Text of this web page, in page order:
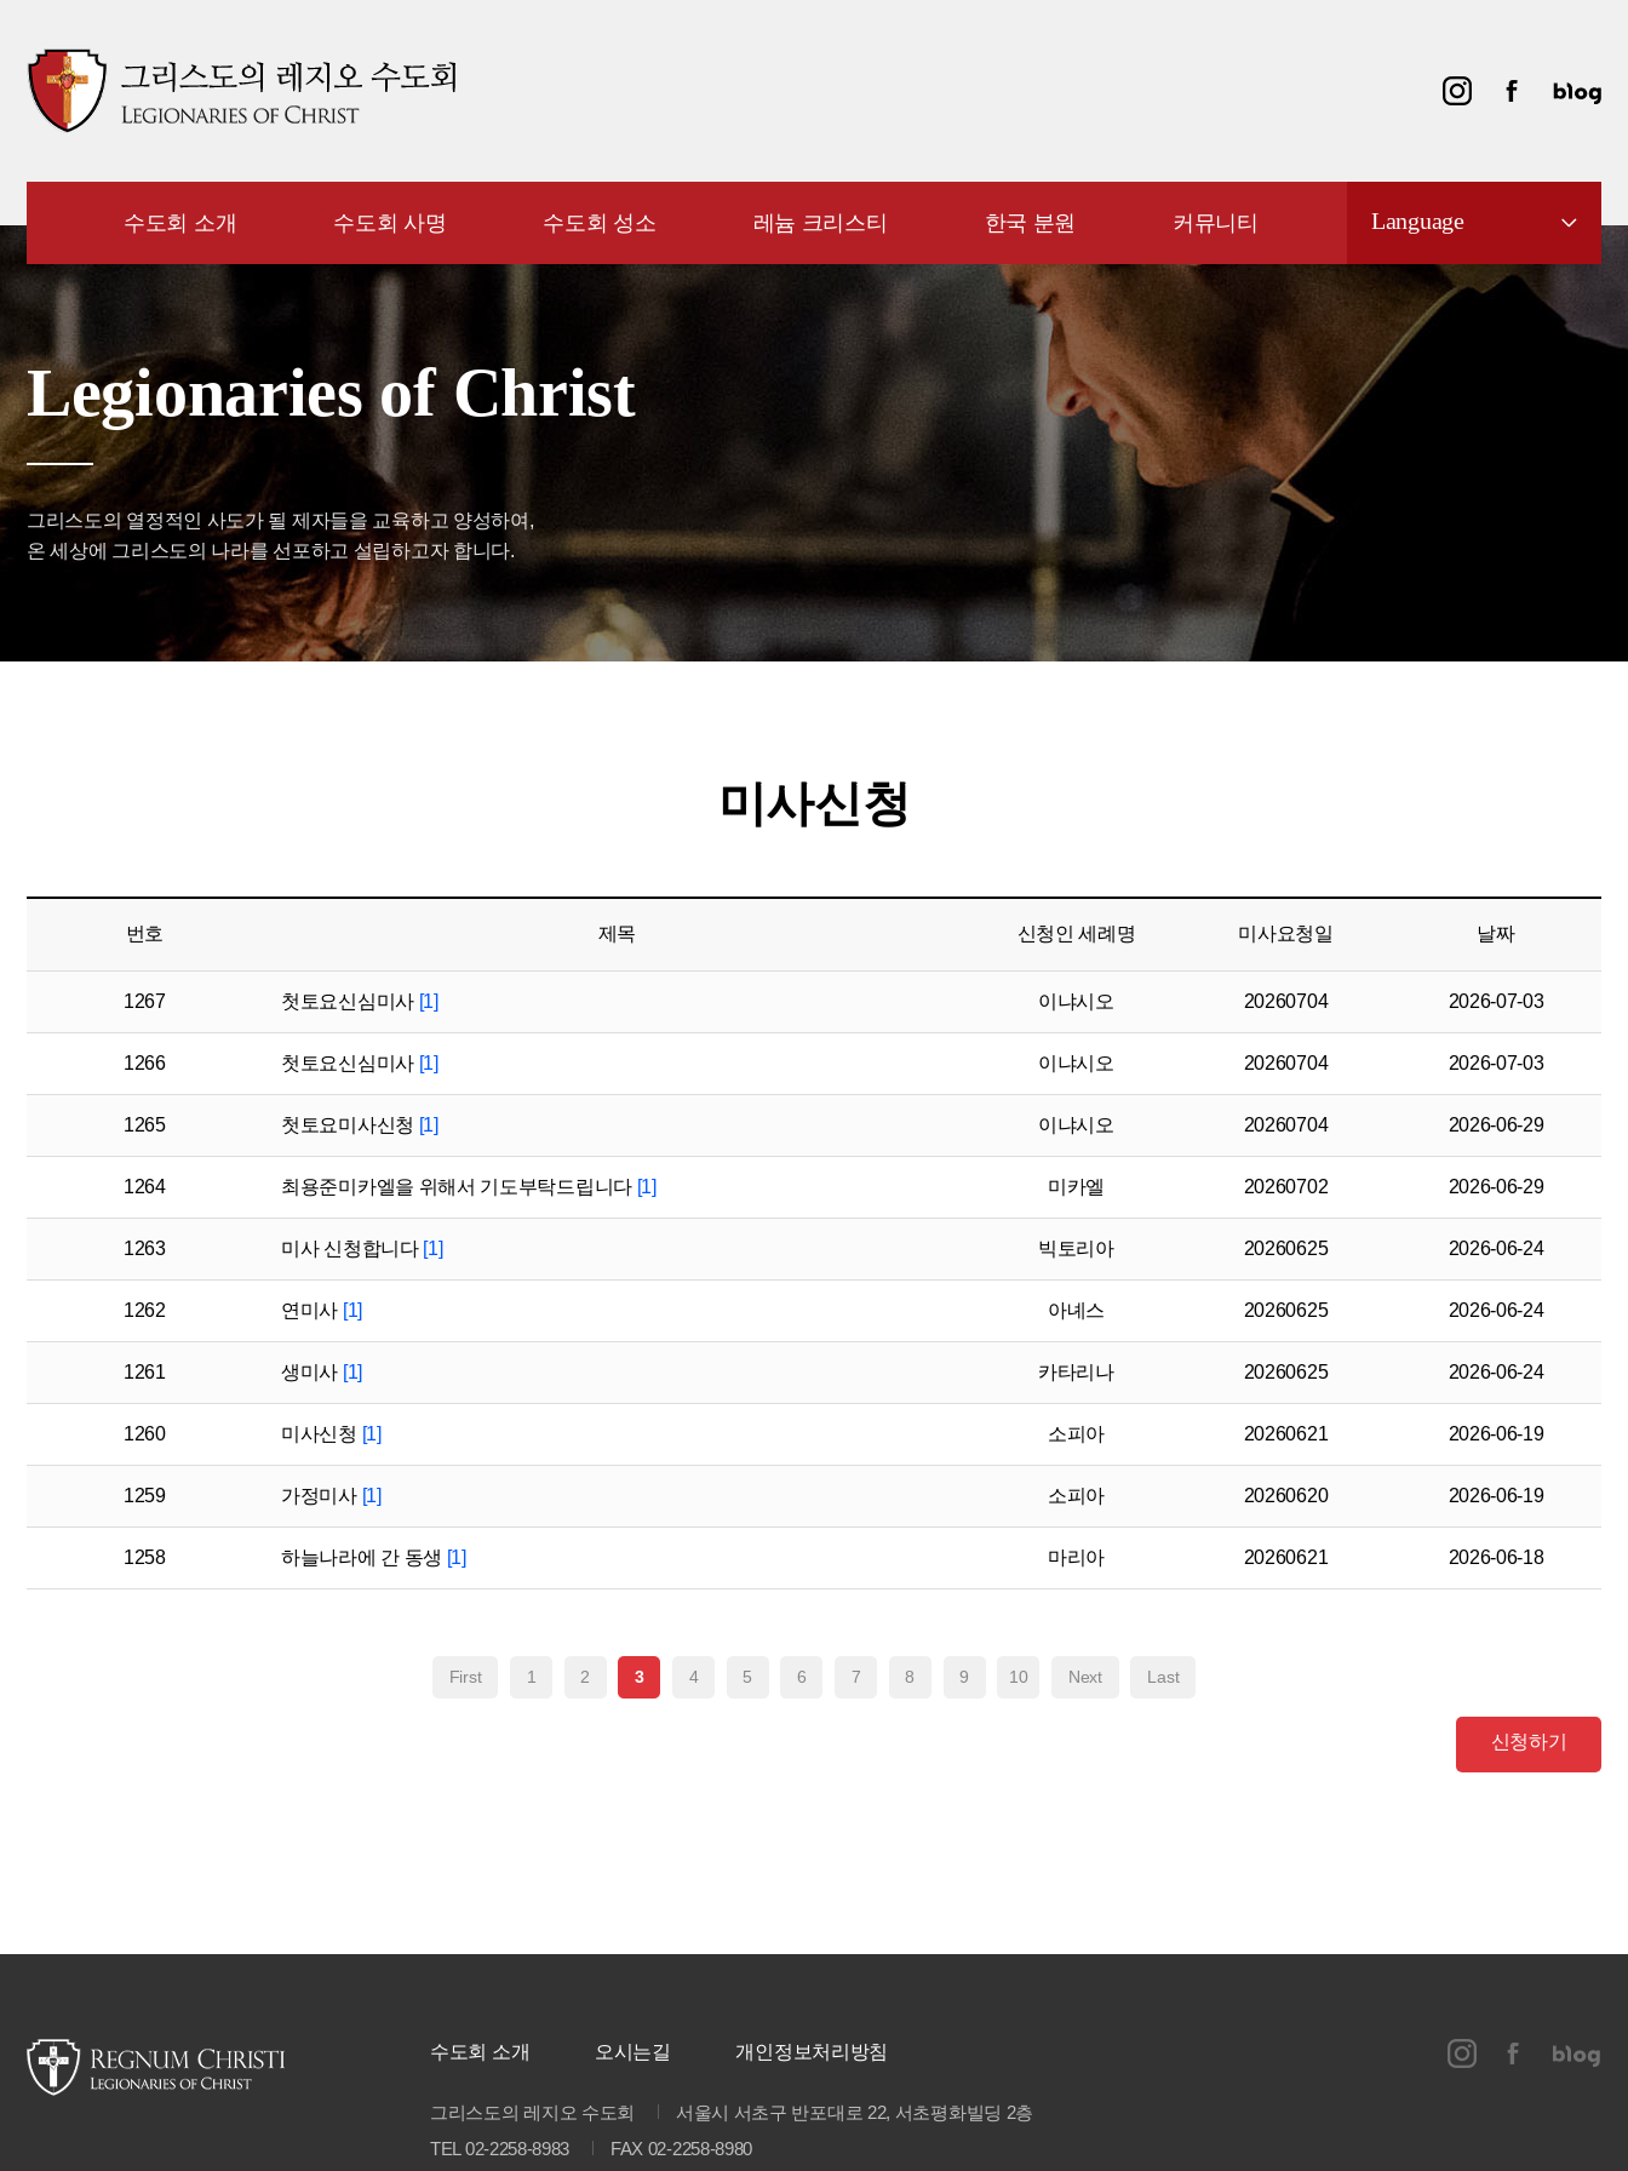
수도회 소개 수도회 사명 수도회 성소 레늄 크리스티 한국 분원 커뮤니티 Language
Legionaries of Christ
그리스도의 열정적인 사도가 될 제자들을 교육하고 양성하여,
온 세상에 그리스도의 나라를 선포하고 설립하고자 합니다.
미사신청
번호 제목 신청인 세례명 미사요청일 날짜
1267 첫토요신심미사 [1] 이냐시오 20260704 2026-07-03
1266 첫토요신심미사 [1] 이냐시오 20260704 2026-07-03
1265 첫토요미사신청 [1] 이냐시오 20260704 2026-06-29
1264 최용준미카엘을 위해서 기도부탁드립니다 [1] 미카엘 20260702 2026-06-29
1263 미사 신청합니다 [1] 빅토리아 20260625 2026-06-24
1262 연미사 [1] 아녜스 20260625 2026-06-24
1261 생미사 [1] 카타리나 20260625 2026-06-24
1260 미사신청 [1] 소피아 20260621 2026-06-19
1259 가정미사 [1] 소피아 20260620 2026-06-19
1258 하늘나라에 간 동생 [1] 마리아 20260621 2026-06-18
First 1 2 3 4 5 6 7 8 9 10 Next Last
신청하기
수도회 소개 오시는길 개인정보처리방침
그리스도의 레지오 수도회
서울시 서초구 반포대로 22, 서초평화빌딩 2층
TEL 02-2258-8983
FAX 02-2258-8980